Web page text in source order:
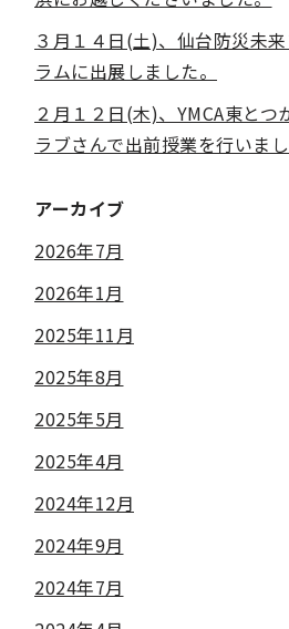
３月１４日(土)、仙台防災未
ラムに出展しました。
２月１２日(木)、YMCA東とつ
ラブさんで出前授業を行いまし
アーカイブ
2026年7月
2026年1月
2025年11月
2025年8月
2025年5月
2025年4月
2024年12月
2024年9月
2024年7月